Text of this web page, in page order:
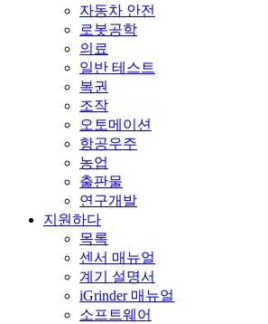
자동차 안전
로봇공학
의료
일반 테스트
복권
조작
오토메이션
항공우주
농업
출판물
연구개발
지원하다
목록
센서 매뉴얼
계기 설명서
iGrinder 매뉴얼
소프트웨어